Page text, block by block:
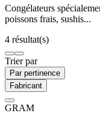
Congélateurs
poissons frais, sushis...
4 résultat(s)
Trier par
Par pertinence
Fabricant
GRAM